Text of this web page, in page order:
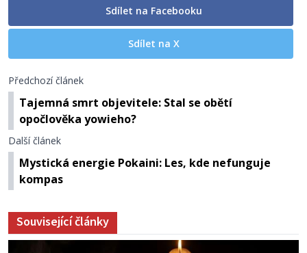
Sdílet na Facebooku
Sdílet na X
Předchozí článek
Tajemná smrt objevitele: Stal se obětí
opočlověka yowieho?
Další článek
Mystická energie Pokaini: Les, kde nefunguje
kompas
Související články